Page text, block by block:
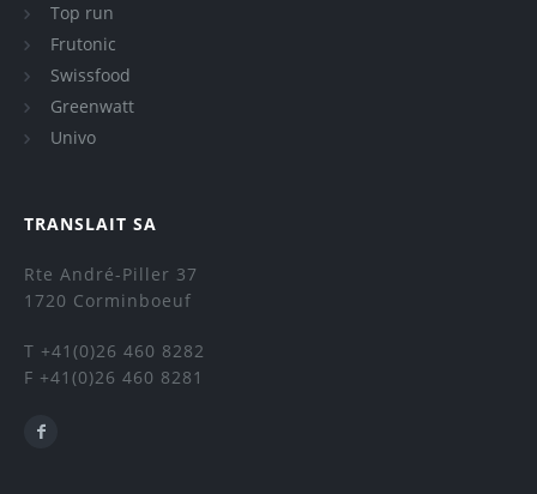
Top run
Frutonic
Swissfood
Greenwatt
Univo
TRANSLAIT SA
Rte André-Piller 37
1720 Corminboeuf
T +41(0)26 460 8282
F +41(0)26 460 8281